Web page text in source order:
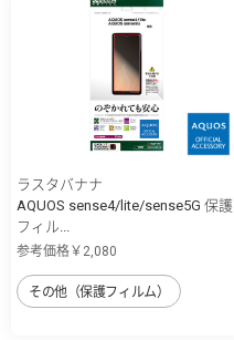
ラスタバナナ
AQUOS sense4/lite/sense5G 保護
フィル...
参考価格￥2,080
その他（保護フィルム）